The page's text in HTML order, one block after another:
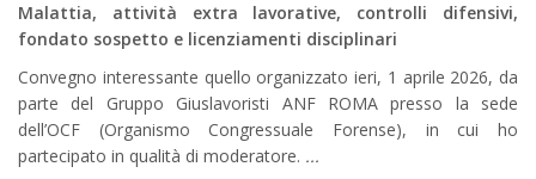
Malattia, attività extra lavorative, controlli difensivi,
fondato sospetto e licenziamenti disciplinari
Convegno interessante quello organizzato ieri, 1 aprile 2026, da
parte del Gruppo Giuslavoristi ANF ROMA presso la sede
dell’OCF (Organismo Congressuale Forense), in cui ho
partecipato in qualità di moderatore. ...